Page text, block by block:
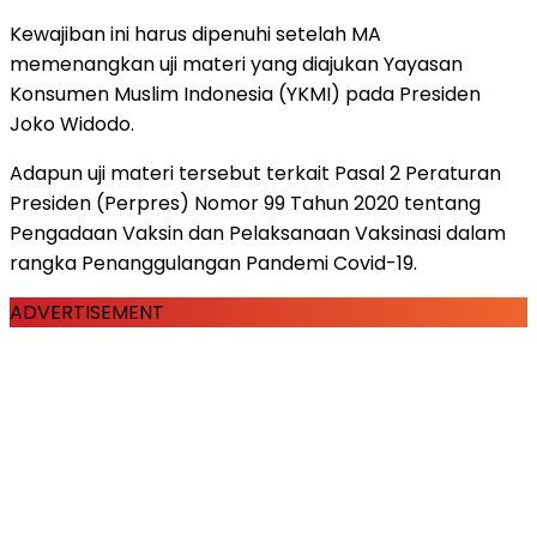
Kewajiban ini harus dipenuhi setelah MA
memenangkan uji materi yang diajukan Yayasan
Konsumen Muslim Indonesia (YKMI) pada Presiden
Joko Widodo.
Adapun uji materi tersebut terkait Pasal 2 Peraturan
Presiden (Perpres) Nomor 99 Tahun 2020 tentang
Pengadaan Vaksin dan Pelaksanaan Vaksinasi dalam
rangka Penanggulangan Pandemi Covid-19.
ADVERTISEMENT